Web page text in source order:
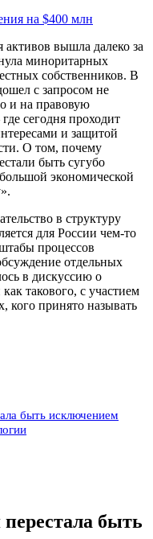
на $400 млн
активов вышла далеко за
миноритарных
собственников. В
с запросом не
и на правовую
сегодня проходит
и защитой
О том, почему
быть сугубо
экономической
в структуру
для России чем-то
процессов
отдельных
в дискуссию о
такового, с участием
кого принято называть
быть исключением
быть